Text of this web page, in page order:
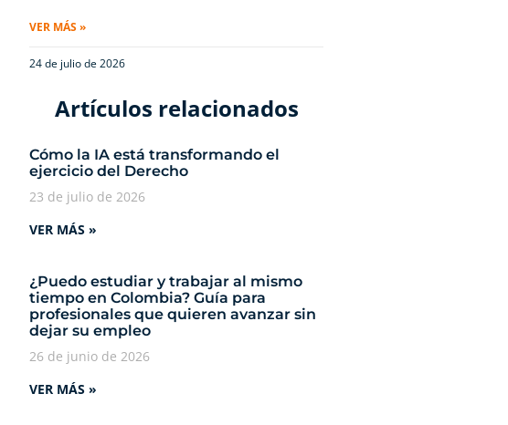
VER MÁS »
24 de julio de 2026
Artículos relacionados​
Cómo la IA está transformando el
ejercicio del Derecho
23 de julio de 2026
VER MÁS »
¿Puedo estudiar y trabajar al mismo
tiempo en Colombia? Guía para
profesionales que quieren avanzar sin
dejar su empleo
26 de junio de 2026
VER MÁS »